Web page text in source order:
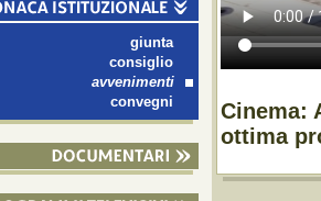
giunta
consiglio
avvenimenti
convegni
Cinema:
ottima